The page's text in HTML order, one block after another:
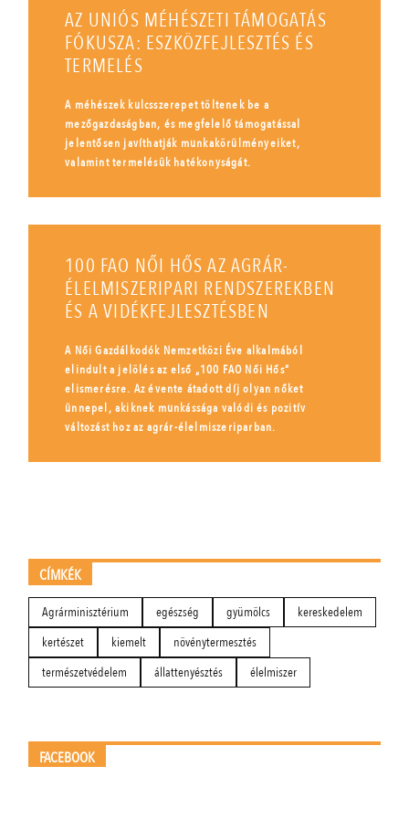
AZ UNIÓS MÉHÉSZETI TÁMOGATÁS
FÓKUSZA: ESZKÖZFEJLESZTÉS ÉS
TERMELÉS
A méhészek kulcsszerepet töltenek be a
mezőgazdaságban, és megfelelő támogatással
jelentősen javíthatják munkakörülményeiket,
valamint termelésük hatékonyságát.
100 FAO NŐI HŐS AZ AGRÁR-
ÉLELMISZERIPARI RENDSZEREKBEN
ÉS A VIDÉKFEJLESZTÉSBEN
A Női Gazdálkodók Nemzetközi Éve alkalmából
elindult a jelölés az első „100 FAO Női Hős”
elismerésre. Az évente átadott díj olyan nőket
ünnepel, akiknek munkássága valódi és pozitív
változást hoz az agrár-élelmiszeriparban.
CÍMKÉK
Agrárminisztérium egészség gyümölcs
kereskedelem
kertészet
kiemelt
növénytermesztés
természetvédelem
állattenyésztés élelmiszer
FACEBOOK